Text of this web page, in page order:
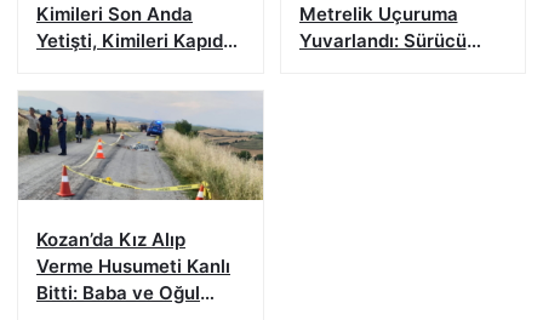
Kimileri Son Anda
Yetişti, Kimileri Kapıda
Metrelik Uçuruma
Yuvarlandı: Sürücü
Kozan’da Kız Alıp
Verme Husumeti Kanlı
Bitti: Baba ve Oğul